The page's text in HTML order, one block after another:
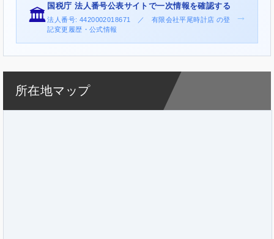
🏛️
国税庁 法人番号公表サイトで一次情報を確認する
法人番号: 4420002018671 ／ 有限会社平尾時計店 の登
記変更履歴・公式情報
→
所在地マップ